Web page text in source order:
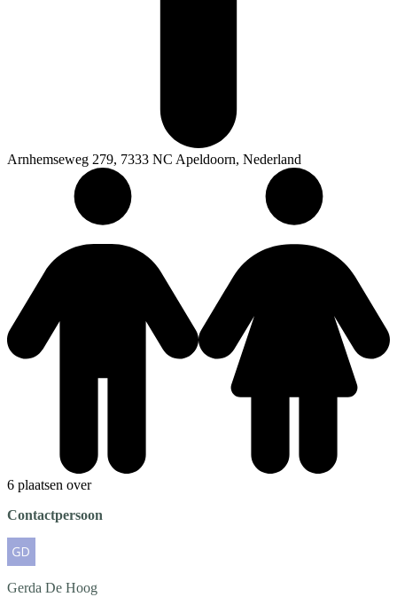
Arnhemseweg 279, 7333 NC Apeldoorn, Nederland
6 plaatsen over
Contactpersoon
Gerda De Hoog